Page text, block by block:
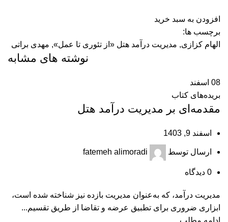
افزودن به سبد خرید
برچسب ها:
الهام کزازی, مدیریت درآمد هتل «از تئوری تا عمل», مهدی براتی
نوشته های مشابه
08 اسفند
بریده‌های کتاب
مقدمه‌ای بر مدیریت درآمد هتل
اسفند 9, 1403
ارسال توسط fatemeh alimoradi
0 دیدگاه
مدیریت درآمد، که به‌عنوان مدیریت بازده نیز شناخته شده است،
ابزاری ضروری برای تطبیق عرضه و تقاضا از طریق تقسیم...
ادامه مطلب